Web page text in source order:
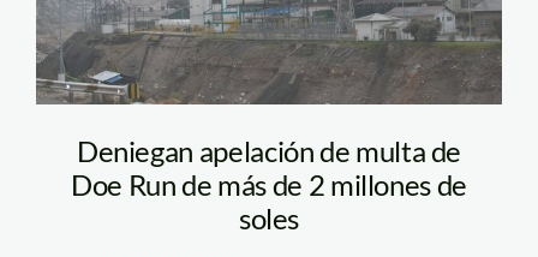
Deniegan apelación de multa de
Doe Run de más de 2 millones de
soles